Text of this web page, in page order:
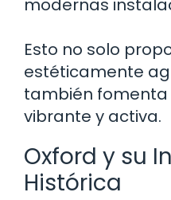
modernas
Esto no solo
estéticamente
también
vibrante y activa.
Oxford y su
Histórica